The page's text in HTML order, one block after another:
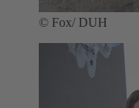
© Fox/ DUH